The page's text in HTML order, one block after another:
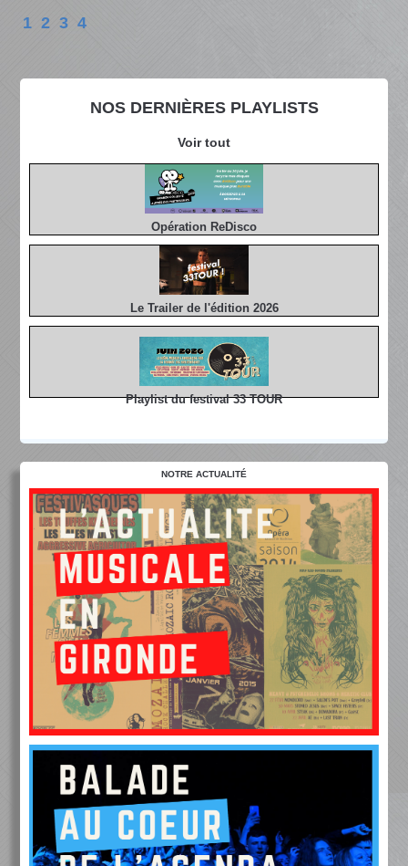
NOS DERNIÈRES PLAYLISTS
Voir tout
Opération ReDisco
Le Trailer de l'édition 2026
Playlist du festival 33 TOUR
1 2 3 4
NOTRE ACTUALITÉ